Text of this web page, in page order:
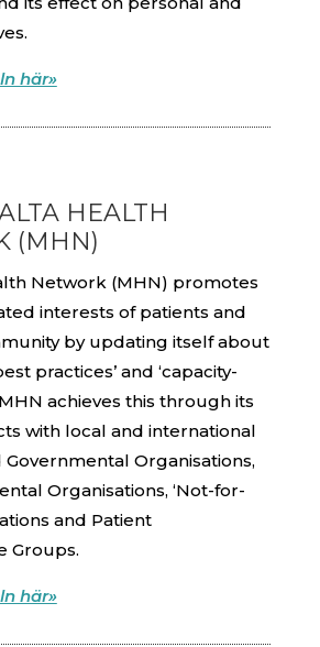
här»
HEALTH
(MHN)
Network (MHN) promotes
interests of patients and
by updating itself about
practices’ and ‘capacity-
achieves this through its
with local and international
Organisations,
Organisations, ‘Not-for-
and Patient
Groups.
här»